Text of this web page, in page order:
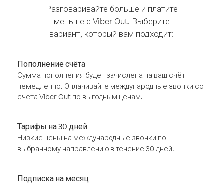
Разговаривайте больше и платите
меньше с Viber Out. Выберите
вариант, который вам подходит:
Пополнение счёта
Сумма пополнения будет зачислена на ваш счёт
немедленно. Оплачивайте международные звонки со
счёта Viber Out по выгодным ценам.
Тарифы на 30 дней
Низкие цены на международные звонки по
выбранному направлению в течение 30 дней.
Подписка на месяц